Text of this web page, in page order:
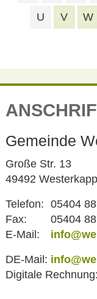
U V W
Gemeinde
Große Str. 13
49492
Telefon: 05404
Fax:
05404
E-Mail:
DE-Mail:
Digitale Rechnung: